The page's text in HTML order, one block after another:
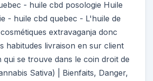
- huile cbd posologie Huile
- huile cbd quebec - L'huile de
extravaganja donc
habitudes livraison en sur client
qui se trouve dans le coin droit de
Sativa) | Bienfaits, Danger,